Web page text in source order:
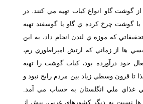
گوشت گاو انواع كباب تهيه مي كنند. در
با گوشت چرخ كرده ي گاو يا گوسفند تهيه
كه موزه ي لندن انجام داد، به اين
ها از زماني كه ارتش امپراطوري رم،
خود درآورده بود، كباب گوشت را تهيه
تا قرون وسطي زياد بين مردم رايج نبود و
نوعي غذاي ملي انگلستان به حساب مي آمد.
ها نسبت به ديگر كشورهاي غربي، بيش از